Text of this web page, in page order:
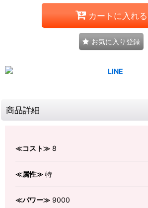
カートに入れる
お気に入り登録
商品詳細
≪コスト≫ 8
≪属性≫ 特
≪パワー≫ 9000